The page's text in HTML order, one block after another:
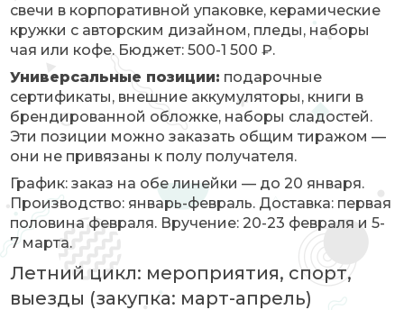
свечи в корпоративной упаковке, керамические
кружки с авторским дизайном, пледы, наборы
чая или кофе. Бюджет: 500-1 500 ₽.
Универсальные позиции: подарочные
сертификаты, внешние аккумуляторы, книги в
брендированной обложке, наборы сладостей.
Эти позиции можно заказать общим тиражом —
они не привязаны к полу получателя.
График: заказ на обе линейки — до 20 января.
Производство: январь-февраль. Доставка: первая
половина февраля. Вручение: 20-23 февраля и 5-
7 марта.
Летний цикл: мероприятия, спорт,
выезды (закупка: март-апрель)